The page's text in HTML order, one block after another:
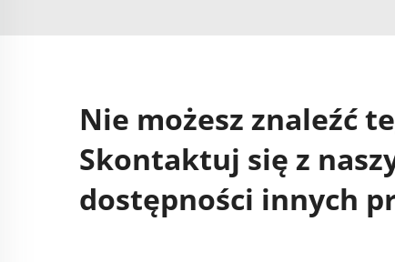
Nie możesz znaleźć
Skontaktuj się z
dostępności innych